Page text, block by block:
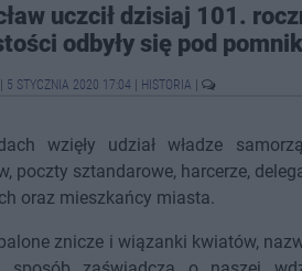
uczcił dzisiaj 101.
odbyły się pod
5 STYCZNIA 2020 17:04 HISTORIA
wzięły udział władze
poczty sztandarowe, harcerze,
oraz mieszkańcy miasta.
znicze i wiązanki kwiatów,